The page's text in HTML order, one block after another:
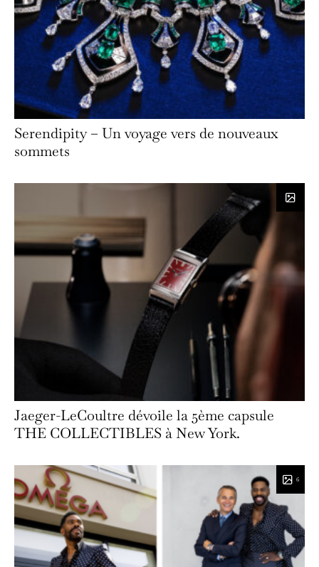
Serendipity – Un voyage vers de nouveaux
sommets
Jaeger-LeCoultre dévoile la 5ème capsule
THE COLLECTIBLES à New York.
6